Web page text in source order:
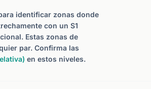
identificar zonas donde
con un S1
Estas zonas de
par. Confirma las
en estos niveles.